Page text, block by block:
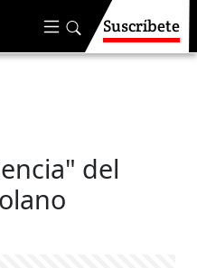
Suscríbete
del